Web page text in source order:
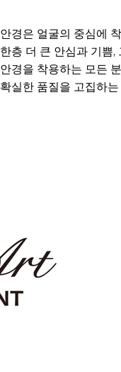
안경은 얼굴의 중심에
한층 더 큰 안심과 기쁨,
안경을 착용하는 모든
확실한 품질을 고집하